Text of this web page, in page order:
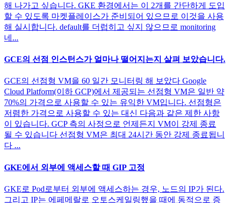
해 나가고 싶습니다. GKE 환경에서는 이 2개를 간단하게 도입
할 수 있도록 마켓플레이스가 준비되어 있으므로 이것을 사용
해 실시합니다. default를 더럽히고 싶지 않으므로 monitoring
네...
GCE의 선점 인스턴스가 얼마나 떨어지는지 살펴 보았습니다.
GCE의 선점형 VM을 60 일간 모니터링 해 보았다 Google
Cloud Platform(이하 GCP)에서 제공되는 선점형 VM은 일반 약
70%의 가격으로 사용할 수 있는 유익한 VM입니다. 선점형은
저렴한 가격으로 사용할 수 있는 대신 다음과 같은 제한 사항
이 있습니다. GCP 측의 사정으로 언제든지 VM이 강제 종료
될 수 있습니다 선점형 VM은 최대 24시간 동안 강제 종료됩니
다 ...
GKE에서 외부에 액세스할 때 GIP 고정
GKE로 Pod로부터 외부에 액세스하는 경우, 노드의 IP가 된다.
그리고 IP는 에페메랄로 오토스케일링했을 때에 동적으로 증